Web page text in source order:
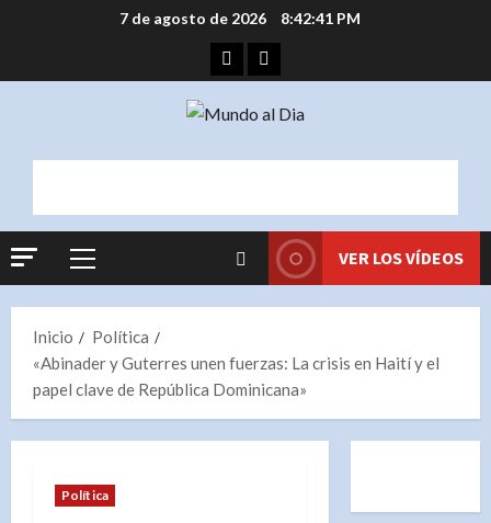
7 de agosto de 2026 8:42:42 PM
FacebookInstagram
Menú
VER LOS VÍDEOS
Inicio
Política
«Abinader y Guterres unen fuerzas: La crisis en Haití y el
papel clave de República Dominicana»
Política